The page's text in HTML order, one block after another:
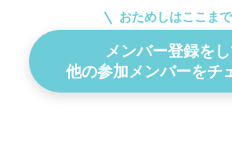
おためしはここまで
メンバー登録を
他の参加メンバーをチ